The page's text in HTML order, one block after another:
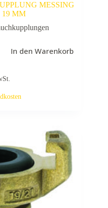
MESSING
19 MM
In den Warenkorb